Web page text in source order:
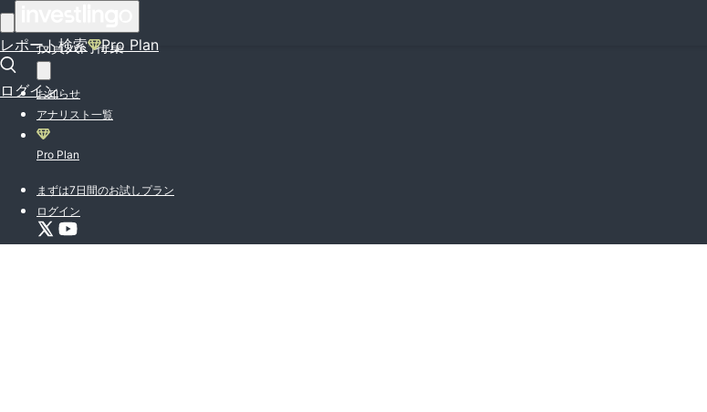
レポート検索 Pro Plan
ログイン
投資入門特集
お知らせ
アナリスト一覧
Pro Plan
まずは7日間のお試しプラン
ログイン